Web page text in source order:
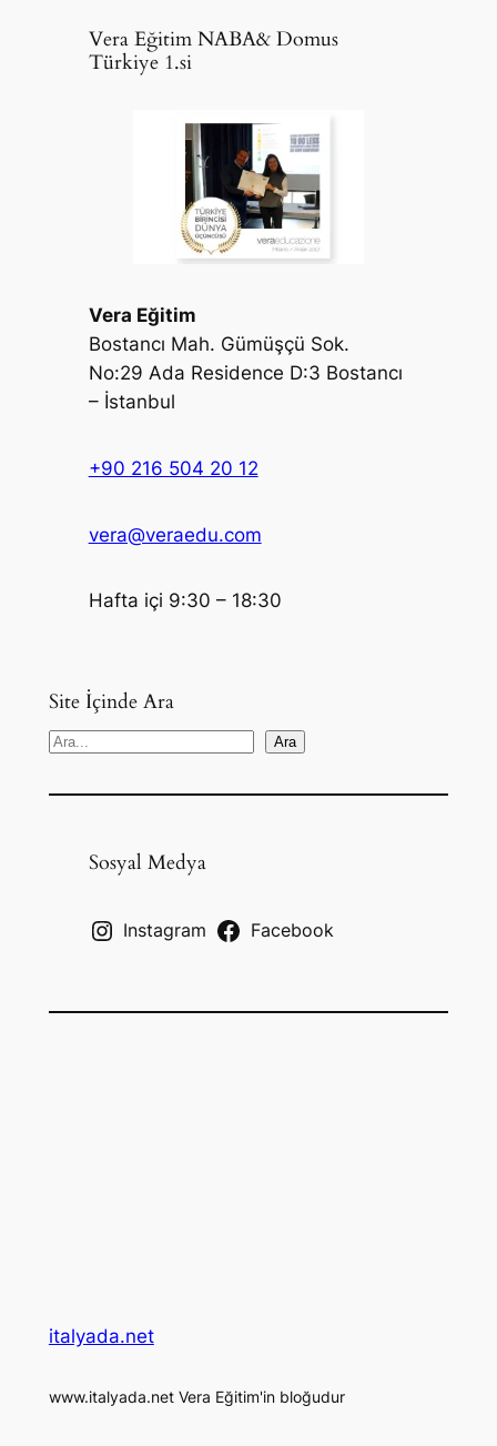
Vera Eğitim NABA& Domus
Türkiye 1.si
Vera Eğitim
Bostancı Mah. Gümüşçü Sok.
No:29 Ada Residence D:3 Bostancı
– İstanbul
+90 216 504 20 12
vera@veraedu.com
Hafta içi 9:30 – 18:30
Site İçinde Ara
S
a
Ara
Sosyal Medya
Instagram Facebook
italyada.net
www.italyada.net Vera Eğitim'in bloğudur